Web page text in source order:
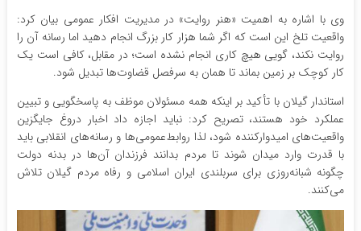
وی با اشاره به اهمیت «هنر روایت» در مدیریت افکار عمومی بیان کرد:
واقعیت تلخ این است که اگر شما هزار کار بزرگ انجام دهید اما رسانه آن را
روایت نکند، گویی هیچ کاری انجام نشده است؛ در مقابل، کافی است یک
کار کوچک بر زمین بماند تا همان به سرفصل قضاوت‌ها تبدیل شود.‌
استاندار گیلان با تأکید بر اینکه همه مسئولان موظف به پاسخگویی و تبیین
عملکرد خود هستند، تصریح کرد: نباید اجازه داد اخبار دروغ جایگزین
واقعیت‌های امیدوارکننده شود، لذا روابط‌عمومی‌ها و رسانه‌های انقلابی باید
با قدرت وارد میدان شوند تا مردم بدانند فرزندان آن‌ها در بدنه دولت
چگونه شبانه‌روزی برای سربلندی ایران اسلامی و رفاه مردم گیلان تلاش
می‌کنند.